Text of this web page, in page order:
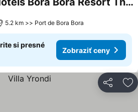
5.2 km >> Port de Bora Bora
si presné
Zobraziť ceny
Zdieľať